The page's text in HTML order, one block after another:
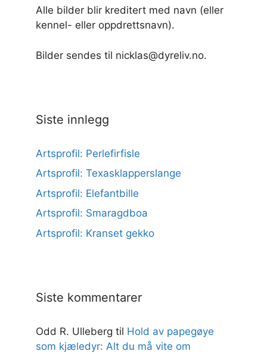
Alle bilder blir kreditert med navn (eller
kennel- eller oppdrettsnavn).
Bilder sendes til nicklas@dyreliv.no.
Siste innlegg
Artsprofil: Perlefirfisle
Artsprofil: Texasklapperslange
Artsprofil: Elefantbille
Artsprofil: Smaragdboa
Artsprofil: Kranset gekko
Siste kommentarer
Odd R. Ulleberg til Hold av papegøye
som kjæledyr: Alt du må vite om